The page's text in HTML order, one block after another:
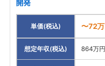
開発
単価(税込) 〜72
想定年収(税込) 864万円